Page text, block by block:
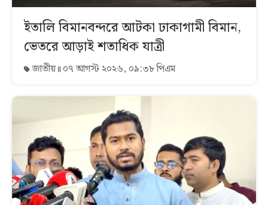
ইতালি বিমানবন্দরে আটকা ঢাকাগামী বিমান,
ভেতরে আড়াই শতাধিক যাত্রী
জাতীয় ০৭ আগস্ট ২০২৬, ০৯:৩৮ পিএম